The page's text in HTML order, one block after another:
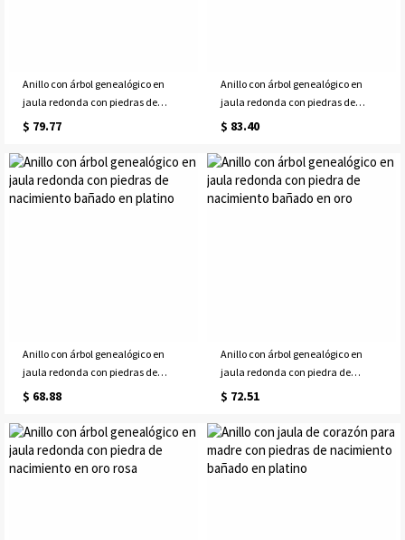
Anillo con árbol genealógico en
jaula redonda con piedras de
nacimiento de corazón bañado en
$ 79.77
Anillo con árbol genealógico en
jaula redonda con piedras de
nacimiento de corazón en oro rosa
$ 83.40
Anillo con árbol genealógico en
jaula redonda con piedras de
nacimiento bañado en platino
$ 68.88
Anillo con árbol genealógico en
jaula redonda con piedra de
nacimiento bañado en oro
$ 72.51